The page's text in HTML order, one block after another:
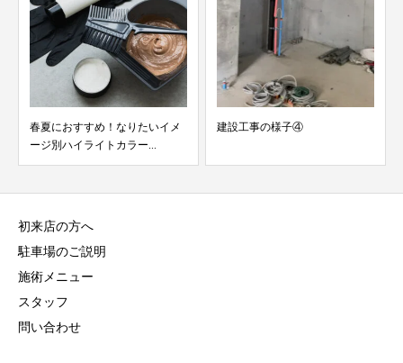
春夏におすすめ！なりたいイメ
ージ別ハイライトカラー...
建設工事の様子④
初来店の方へ
駐車場のご説明
施術メニュー
スタッフ
問い合わせ